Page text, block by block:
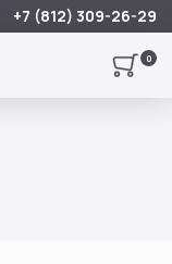
+7 (812) 309-26-29
0